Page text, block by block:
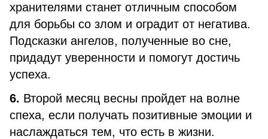
хранителями станет отличным способом
для борьбы со злом и оградит от негатива.
Подсказки ангелов, полученные во сне,
придадут уверенности и помогут достичь
успеха.
6. Второй месяц весны пройдет на волне
спеха, если получать позитивные эмоции и
наслаждаться тем, что есть в жизни.